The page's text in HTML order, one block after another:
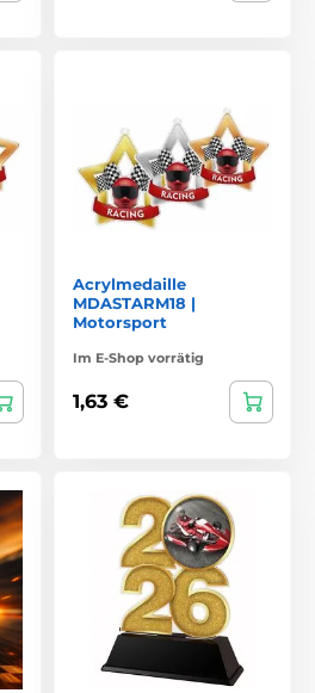
Acrylmedaille
MDASTARM18 |
Motorsport
Im E-Shop vorrätig
1,63 €